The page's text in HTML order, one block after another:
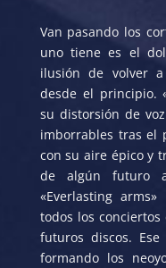
Van pasando los
uno tiene es el
ilusión de volver
desde el principio.
su distorsión de
imborrables tras el
con su aire épico y
de algún futuro
«Everlasting
todos los
futuros discos.
formando los